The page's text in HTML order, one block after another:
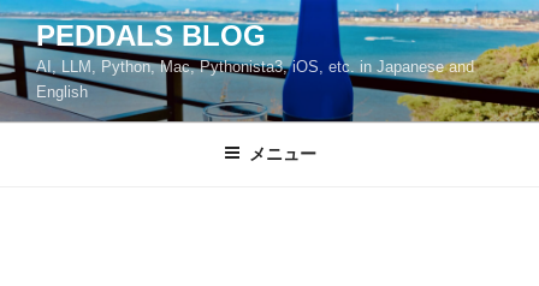
コ
ン
テ
ン
ツ
PEDDALS BLOG
AI, LLM, Python, Mac, Pythonista3, iOS, etc. in Japanese and
English
メニュー